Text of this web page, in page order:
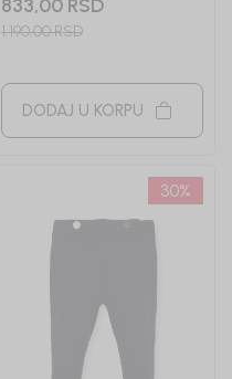
833,00 RSD
1.190,00RSD
DODAJ U KORPU
30%